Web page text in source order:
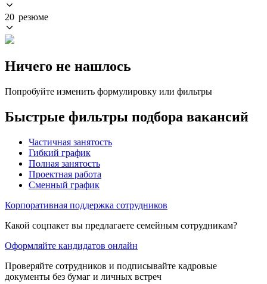
20 резюме
Ничего не нашлось
Попробуйте изменить формулировку или фильтры
Быстрые фильтры подбора вакансий
Частичная занятость
Гибкий график
Полная занятость
Проектная работа
Сменный график
Корпоративная поддержка сотрудников
Какой соцпакет вы предлагаете семейным сотрудникам?
Оформляйте кандидатов онлайн
Проверяйте сотрудников и подписывайте кадровые
документы без бумаг и личных встреч